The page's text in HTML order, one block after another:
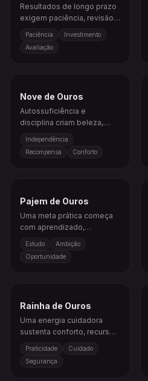
Resultados de longo prazo
exigem paciência, revisão e
esforço constante.
Paciência
Investimento
Avaliação
Nove de Ouros
Autossuficiência e
disciplina criam beleza,
conforto e confiança.
Independência
Recompensa
Conforto
Pajem de Ouros
Uma meta prática começa
com aprendizado,
Estudo
Ambição
Oportunidade
Rainha de Ouros
Uma energia cuidadora
sustenta conforto, recursos
Praticidade
Cuidado
Segurança